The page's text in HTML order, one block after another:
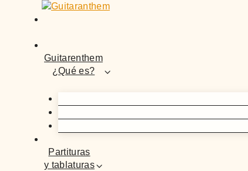
Guitarenthem
¿Qué es?
Partituras
y tablaturas